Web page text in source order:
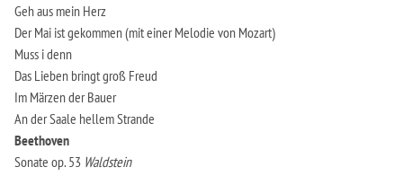
Geh aus mein Herz
Der Mai ist gekommen (mit einer Melodie von Mozart)
Muss i denn
Das Lieben bringt groß Freud
Im Märzen der Bauer
An der Saale hellem Strande
Beethoven
Sonate op. 53 Waldstein